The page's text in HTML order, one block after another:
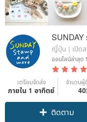
SUNDAY
ญี่ปุ่น | เปิดส
ออนไลน์ล่าสุด
เตรียมจัดส่ง
ภายใน 1 อาทิตย์
จำนวน
ติดตาม